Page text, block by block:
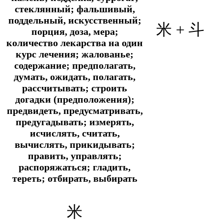
стеклянный; фальшивый,
поддельный, искусственный;
порция, доза, мера;
количество лекарства на один
курс лечения; жалованье;
содержание; предполагать,
думать, ожидать, полагать,
рассчитывать; строить
догадки (предположения);
предвидеть, предусматривать,
предугадывать; измерять,
исчислять, считать,
вычислять, прикидывать;
править, управлять;
распоряжаться; гладить,
тереть; отбирать, выбирать
米 + 斗
米